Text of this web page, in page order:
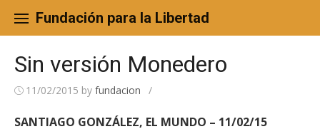
content
Fundación para la Libertad
Sin versión Monedero
11/02/2015 by fundacion /
SANTIAGO GONZÁLEZ, EL MUNDO – 11/02/15